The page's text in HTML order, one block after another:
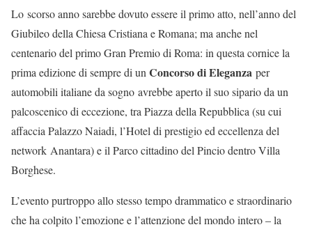
Lo scorso anno sarebbe dovuto essere il primo atto, nell’anno del
Giubileo della Chiesa Cristiana e Romana; ma anche nel
centenario del primo Gran Premio di Roma: in questa cornice la
prima edizione di sempre di un Concorso di Eleganza per
automobili italiane da sogno avrebbe aperto il suo sipario da un
palcoscenico di eccezione, tra Piazza della Repubblica (su cui
affaccia Palazzo Naiadi, l’Hotel di prestigio ed eccellenza del
network Anantara) e il Parco cittadino del Pincio dentro Villa
Borghese.
L’evento purtroppo allo stesso tempo drammatico e straordinario
che ha colpito l’emozione e l’attenzione del mondo intero – la